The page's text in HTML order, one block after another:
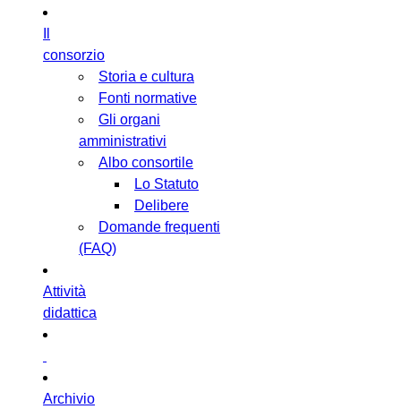
consorzio
Storia e cultura
Fonti normative
Gli organi
amministrativi
Albo consortile
Lo Statuto
Delibere
Domande frequenti
(FAQ)
Attività
didattica
Archivio